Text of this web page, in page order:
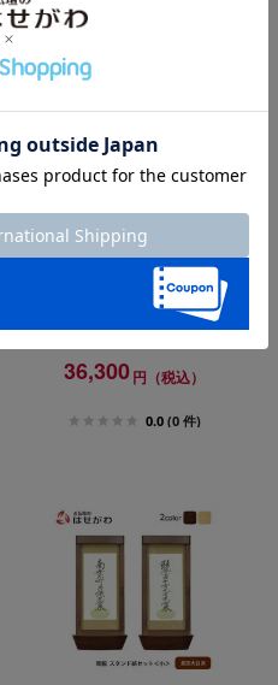
スタンド掛軸 リンネ・スタン
ド紙セット 天台宗 2幅 両脇 小
36,300円（税込）
0.0 (0 件)